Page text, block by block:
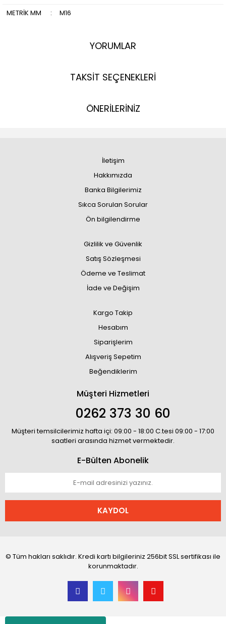
METRİK MM
: M16
YORUMLAR
TAKSİT SEÇENEKLERİ
ÖNERİLERİNİZ
İletişim
Hakkımızda
Banka Bilgilerimiz
Sıkca Sorulan Sorular
Ön bilgilendirme
Gizlilik ve Güvenlik
Satış Sözleşmesi
Ödeme ve Teslimat
İade ve Değişim
Kargo Takip
Hesabım
Siparişlerim
Alışveriş Sepetim
Beğendiklerim
Müşteri Hizmetleri
0262 373 30 60
Müşteri temsilcilerimiz hafta içi: 09:00 - 18:00 C.tesi 09:00 - 17:00
saatleri arasında hizmet vermektedir.
E-Bülten Abonelik
KAYDOL
© Tüm hakları saklıdır. Kredi kartı bilgileriniz 256bit SSL sertifikası ile
korunmaktadır.